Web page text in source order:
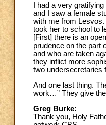
I had a very
and I saw a female
with me from
took her to school to
[First] there is an
prudence on the part
and who are taken
they inflict more
two undersecretaries
And one last thing.
work…” They give
Greg Burke:
Thank you, Holy